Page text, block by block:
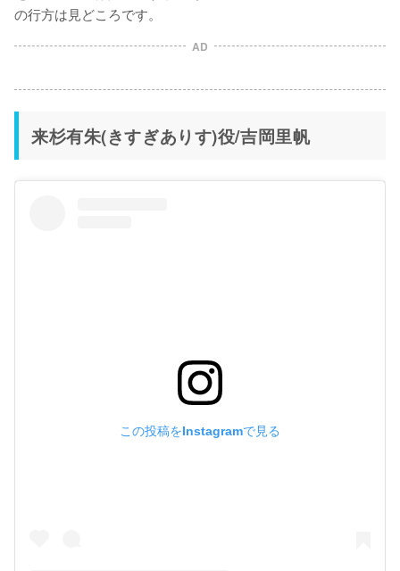
の行方は見どころです。
AD
来杉有朱(きすぎありす)役/吉岡里帆
この投稿をInstagramで見る